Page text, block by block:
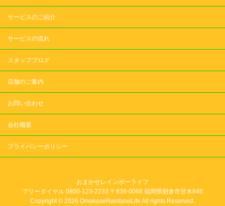
サービスのご紹介
サービスの流れ
スタッフブログ
店舗のご案内
お問い合わせ
会社概要
プライバシーポリシー
おまかせレインボーライフ
フリーダイヤル 0800-123-2233 〒838-0068 福岡県朝倉市甘木848
Copyright © 2026 OmakaseRainbowLife All rights Reserved.